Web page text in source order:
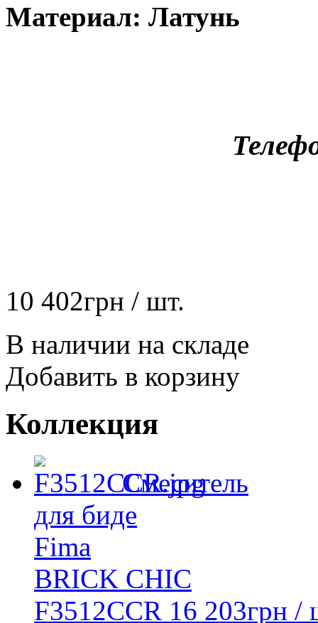
Материал: Латунь
10 402грн / шт.
В наличии на складе
Добавить в корзину
Коллекция
Смеситель
для биде
Fima
BRICK CHIC
F3512CCR 16 203грн /